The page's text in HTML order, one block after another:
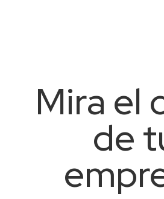
Mira el
de